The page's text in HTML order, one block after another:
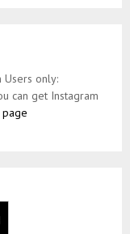
Users only:
can get Instagram